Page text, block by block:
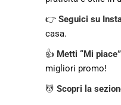
👉 Seguici su
casa.
👍 Metti “Mi
migliori promo!
💆 Scopri la